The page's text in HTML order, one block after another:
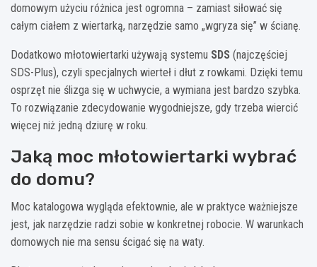
domowym użyciu różnica jest ogromna – zamiast siłować się
całym ciałem z wiertarką, narzędzie samo „wgryza się” w ścianę.
Dodatkowo młotowiertarki używają systemu SDS (najczęściej
SDS-Plus), czyli specjalnych wierteł i dłut z rowkami. Dzięki temu
osprzęt nie ślizga się w uchwycie, a wymiana jest bardzo szybka.
To rozwiązanie zdecydowanie wygodniejsze, gdy trzeba wiercić
więcej niż jedną dziurę w roku.
Jaką moc młotowiertarki wybrać
do domu?
Moc katalogowa wygląda efektownie, ale w praktyce ważniejsze
jest, jak narzędzie radzi sobie w konkretnej robocie. W warunkach
domowych nie ma sensu ścigać się na waty.